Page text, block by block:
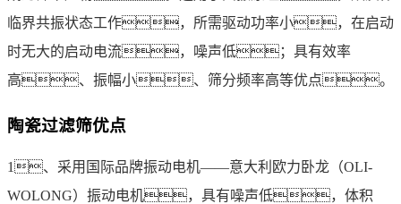
临界共振状态工作，所需驱动功率小，在启动
时无大的启动电流，噪声低；具有效率
高、振幅小、筛分频率高等优点。
陶瓷过滤筛优点
1、采用国际品牌振动电机――意大利欧力卧龙（OLI-
WOLONG）振动电机，具有噪声低，体积